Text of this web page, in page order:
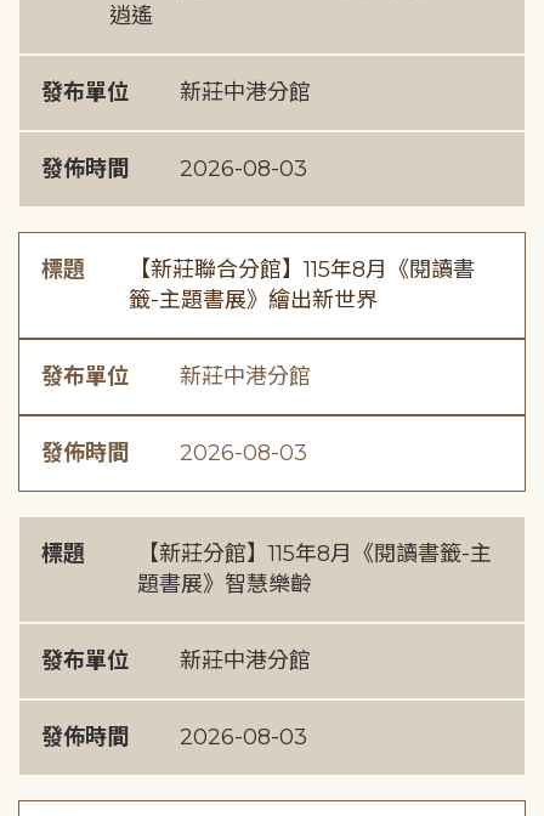
逍遙
發布單位 新莊中港分館
發佈時間 2026-08-03
標題
【新莊聯合分館】115年8月《閱讀書
籤-主題書展》繪出新世界
發布單位 新莊中港分館
發佈時間 2026-08-03
標題
【新莊分館】115年8月《閱讀書籤-主
題書展》智慧樂齡
發布單位 新莊中港分館
發佈時間 2026-08-03